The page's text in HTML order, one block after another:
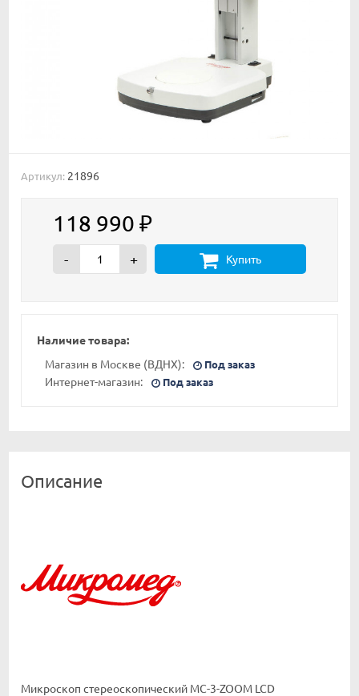
Артикул: 21896
118 990 ₽
- + Купить
Наличие товара:
Магазин в Москве (ВДНХ):
Под заказ
Интернет-магазин: Под заказ
Описание
Микроскоп стереоскопический МС-3-ZOOM LCD